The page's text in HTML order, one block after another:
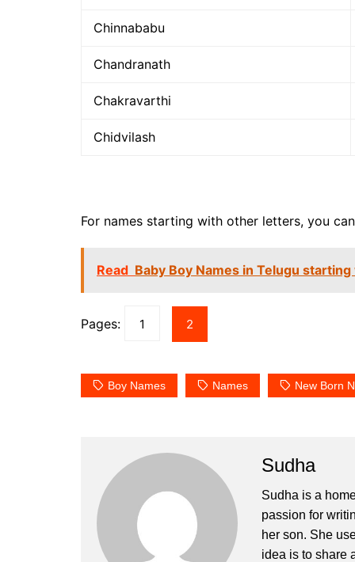
Chinnababu
Chandranath
Chakravarthi
Chidvilash
For names starting with other letters, you
Read Baby Boy Names in Telugu
Pages: 1 2
Boy Names Names New Born
Sudha
Sudha is a
passion for
her son. She
idea is to share